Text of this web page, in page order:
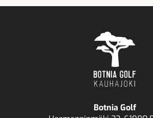
Botnia Golf